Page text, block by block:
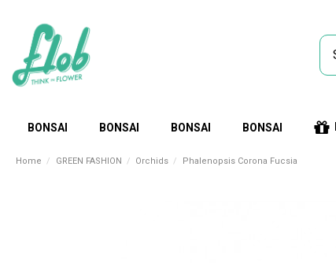
BONSAI BONSAI BONSAI BONSAI
Home GREEN FASHION Orchids Phalenopsis Corona Fucsia